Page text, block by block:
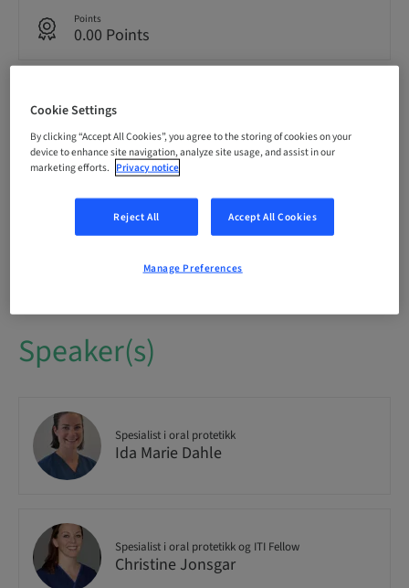
Points
0.00 Points
Theoretical
Audience
4/30 available
Speaker(s)
Spesialist i oral protetikk
Ida Marie Dahle
Spesialist i oral protetikk og ITI Fellow
Christine Jonsgar
Cookie Settings
By clicking “Accept All Cookies”, you agree to the storing of cookies on your
device to enhance site navigation, analyze site usage, and assist in our
marketing efforts. Privacy notice
Reject All Accept All Cookies
Manage Preferences